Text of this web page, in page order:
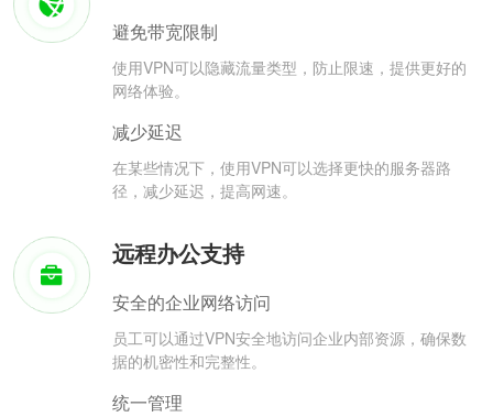
避免带宽限制
使用VPN可以隐藏流量类型，防止限速，提供更好的
网络体验。
减少延迟
在某些情况下，使用VPN可以选择更快的服务器路
径，减少延迟，提高网速。
远程办公支持
安全的企业网络访问
员工可以通过VPN安全地访问企业内部资源，确保数
据的机密性和完整性。
统一管理